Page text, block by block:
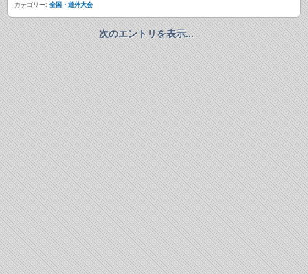
カテゴリー: 全国・道外大会
次のエントリを表示...